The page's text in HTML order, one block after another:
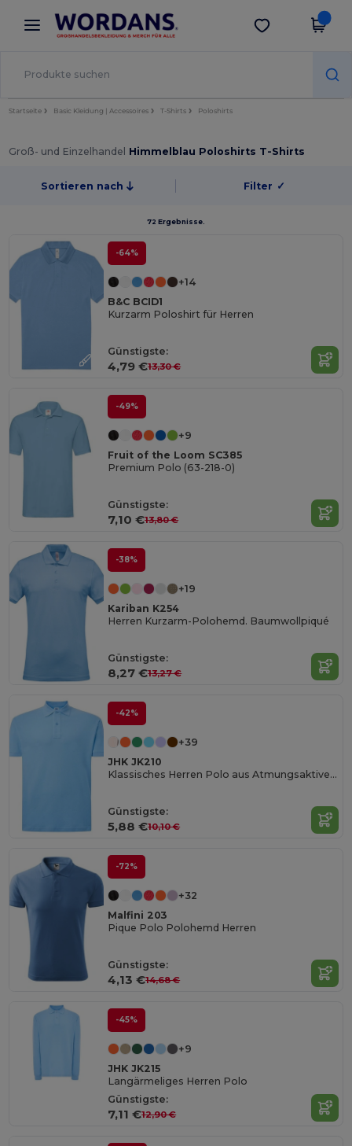
× Wordans App
Bessere Preise in der App!
App holen
Startseite Basic Kleidung | Accessoires T-Shirts Poloshirts
Groß- und Einzelhandel Himmelblau Poloshirts T-Shirts
Sortieren nach Filter ✓
72 Ergebnisse.
-64%
+14
B&C BCID1
Kurzarm Poloshirt für Herren
Günstigste:
4,79 €13,30 €
-49%
+9
Fruit of the Loom SC385
Premium Polo (63-218-0)
Günstigste:
7,10 €13,80 €
-38%
+19
Kariban K254
Herren Kurzarm-Polohemd. Baumwollpiqué
Günstigste:
8,27 €13,27 €
-42%
+39
JHK JK210
Klassisches Herren Polo aus Atmungsaktiver Baumwolle
Günstigste:
5,88 €10,10 €
-72%
+32
Malfini 203
Pique Polo Polohemd Herren
Günstigste:
4,13 €14,68 €
-45%
+9
JHK JK215
Langärmeliges Herren Polo
Günstigste:
7,11 €12,90 €